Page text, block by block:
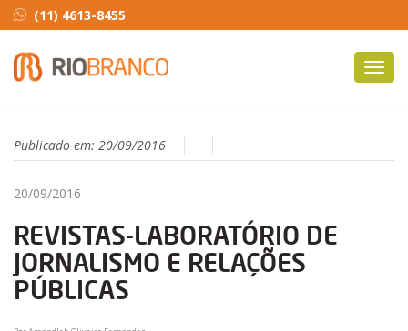
(11) 4613-8455
Publicado em: 20/09/2016
20/09/2016
REVISTAS-LABORATÓRIO DE
JORNALISMO E RELAÇÕES
PÚBLICAS